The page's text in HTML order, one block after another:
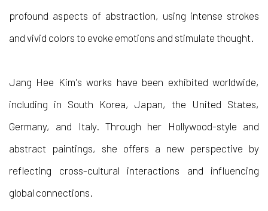
profound aspects of abstraction, using intense strokes
and vivid colors to evoke emotions and stimulate thought.
Jang Hee Kim's works have been exhibited worldwide,
including in South Korea, Japan, the United States,
Germany, and Italy. Through her Hollywood-style and
abstract paintings, she offers a new perspective by
reflecting cross-cultural interactions and influencing
global connections.